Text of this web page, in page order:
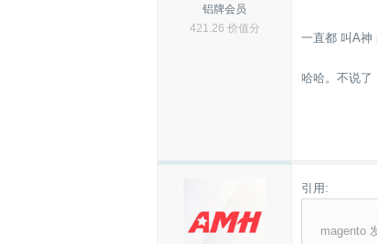
铝牌会员
421.26 价值分
一直都 叫A神
哈哈。不说了
引用:
magento